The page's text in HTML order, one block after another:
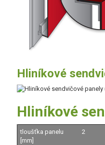
Hliníkové
Hliníkové
tloušťka panelu
[mm]
2